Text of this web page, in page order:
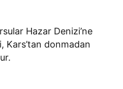
Hazar Denizi’ne
Kars’tan donmadan